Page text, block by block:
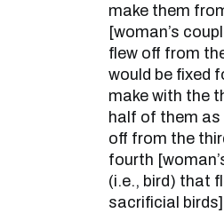
make them
[woman’s
flew off from
would be fixed
make with the
half of them as
off from the
fourth
(i.e., bird) that
sacrificial